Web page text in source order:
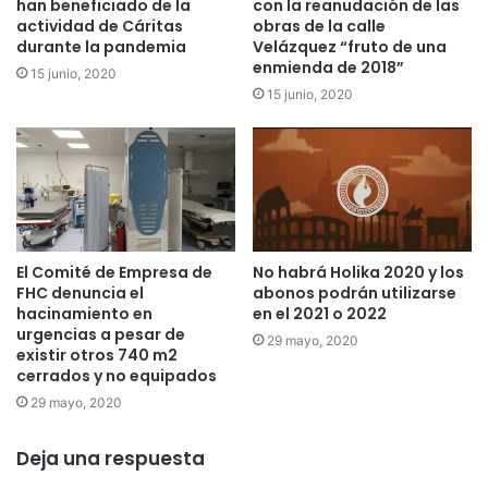
han beneficiado de la
actividad de Cáritas
durante la pandemia
15 junio, 2020
con la reanudación de las
obras de la calle
Velázquez “fruto de una
enmienda de 2018”
15 junio, 2020
El Comité de Empresa de
FHC denuncia el
hacinamiento en
urgencias a pesar de
existir otros 740 m2
cerrados y no equipados
29 mayo, 2020
No habrá Holika 2020 y los
abonos podrán utilizarse
en el 2021 o 2022
29 mayo, 2020
Deja una respuesta